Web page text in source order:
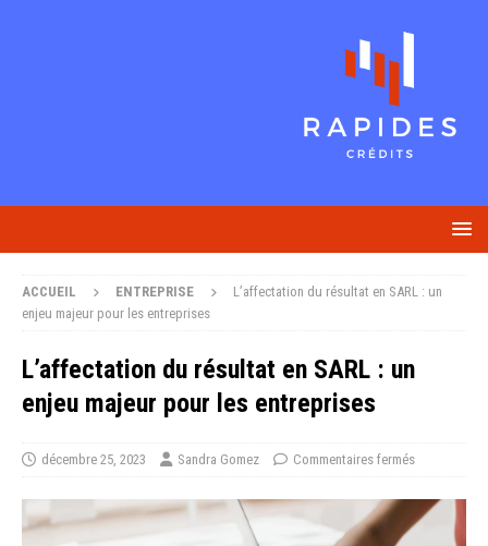
ACCUEIL ENTREPRISE
L’affectation du résultat en SARL : un
enjeu majeur pour les entreprises
L’affectation du résultat en SARL : un
enjeu majeur pour les entreprises
décembre 25, 2023 Sandra Gomez Commentaires fermés